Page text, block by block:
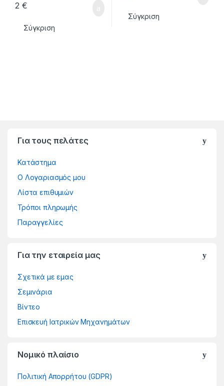
2 €
Σύγκριση
Σύγκριση
Για τους πελάτες
Κατάστημα
Ο Λογαριασμός μου
Λίστα επιθυμιών
Τρόποι πληρωμής
Παραγγελίες
Για την εταιρεία μας
Σχετικά με εμας
Σεμινάρια
Βίντεο
Επισκευή Ιατρικών Μηχανημάτων
Νομικό πλαίσιο
Πολιτική Απορρήτου (GDPR)